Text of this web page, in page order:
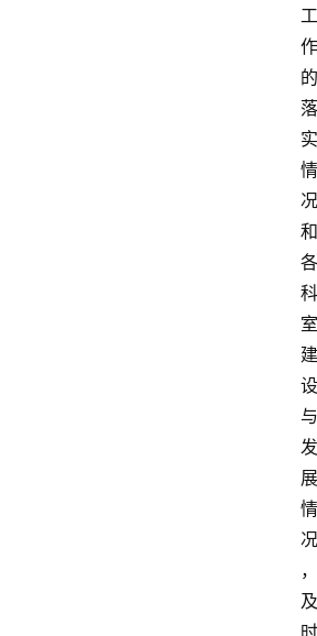
工
作
的
落
实
情
况
和
各
科
室
建
设
与
发
展
情
况
，
及
时